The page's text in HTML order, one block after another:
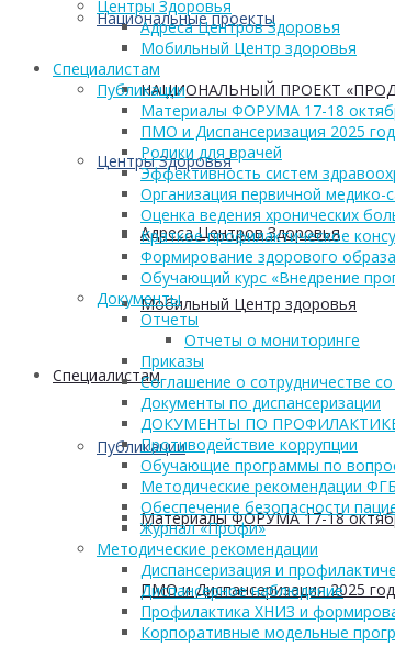
Национальные проекты
НАЦИОНАЛЬНЫЙ ПРОЕКТ
Центры Здоровья
Адреса Центров Здоровья
Мобильный Центр здоровья
Cпециалистам
Публикации
Материалы ФОРУМА 17-18
ПМО и Диспансеризация 2025 год
Центры Здоровья
Адреса Центров Здоровья
Мобильный Центр здоровья
Cпециалистам
Публикации
Материалы ФОРУМА 17-18
ПМО и Диспансеризация 2025 год
Ролики для врачей
Эффективность систем
Организация первичной
Оценка ведения хронических
Краткое профилактическое
Формирование здорового
Обучающий курс «Внедрение
Документы
Отчеты
Отчеты о мониторинге
Приказы
Соглашение о сотрудничестве
Документы по диспансеризации
ДОКУМЕНТЫ ПО ПРОФИЛАКТИКЕ
Противодействие коррупции
Обучающие программы по
Методические рекомендации
Обеспечение безопасности
Журнал «Профи»
Методические рекомендации
Диспансеризация и
Диспансерное наблюдение
Профилактика ХНИЗ и
Корпоративные модельные